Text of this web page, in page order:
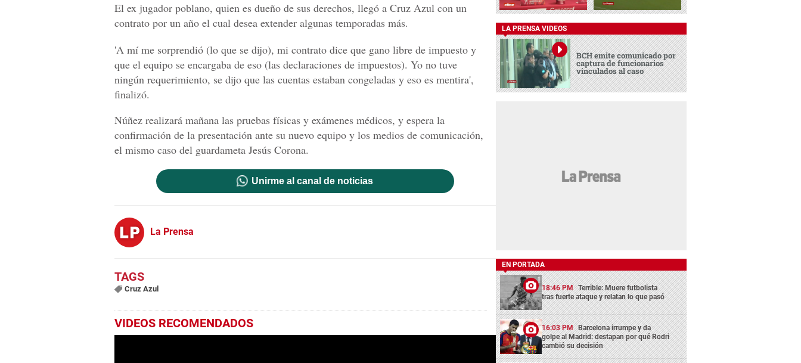
El ex jugador poblano, quien es dueño de sus derechos, llegó a Cruz Azul con un
contrato por un año el cual desea extender algunas temporadas más.
'A mí me sorprendió (lo que se dijo), mi contrato dice que gano libre de impuesto y
que el equipo se encargaba de eso (las declaraciones de impuestos). Yo no tuve
ningún requerimiento, se dijo que las cuentas estaban congeladas y eso es mentira',
finalizó.
Núñez realizará mañana las pruebas físicas y exámenes médicos, y espera la
confirmación de la presentación ante su nuevo equipo y los medios de comunicación,
el mismo caso del guardameta Jesús Corona.
Unirme al canal de noticias
La Prensa
Cruz Azul
VIDEOS RECOMENDADOS
LA PRENSA VIDEOS
BCH emite comunicado por
captura de funcionarios
vinculados al caso
EN PORTADA
18:46 PM Terrible: Muere futbolista
tras fuerte ataque y relatan lo que pasó
16:03 PM Barcelona irrumpe y da
golpe al Madrid: destapan por qué Rodri
cambió su decisión